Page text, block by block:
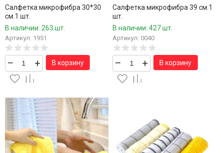
Салфетка микрофибра 30*30
см.1 шт.
В наличии: 263 шт.
Артикул: 1951
– + В корзину
Салфетка микрофибра 39 см.1
шт.
В наличии: 427 шт.
Артикул: 0040
– + В корзину